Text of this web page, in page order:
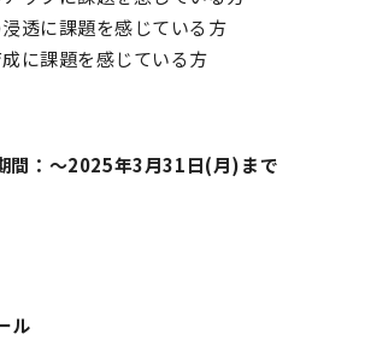
透に課題を感じている方
に課題を感じている方
間：～2025年3月31日(月)まで
ル